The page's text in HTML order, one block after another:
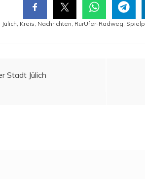
Jülich, Kreis, Nachrichten, RurUfer-Radweg,
Stadt Jülich